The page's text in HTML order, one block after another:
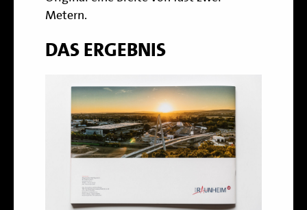
Metern.
DAS ERGEBNIS